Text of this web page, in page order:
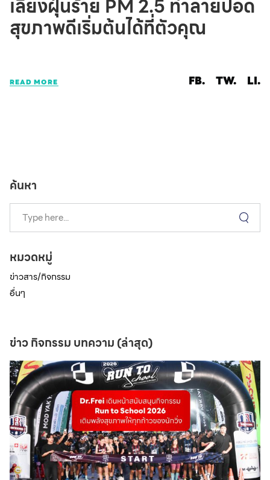
เลี่ยงฝุ่นร้าย PM 2.5 ทำลายปอด
สุขภาพดีเริ่มต้นได้ที่ตัวคุณ
READ MORE FB. TW. LI.
ค้นหา
หมวดหมู่
ข่าวสาร/กิจกรรม
อื่นๆ
ข่าว กิจกรรม บทความ (ล่าสุด)